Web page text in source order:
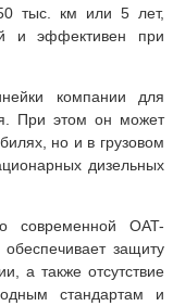
тыс. км или 5 лет,
и эффективен при
компании для
При этом он может
но и в грузовом
дизельных
современной OAT-
защиту
а также отсутствие
стандартам и